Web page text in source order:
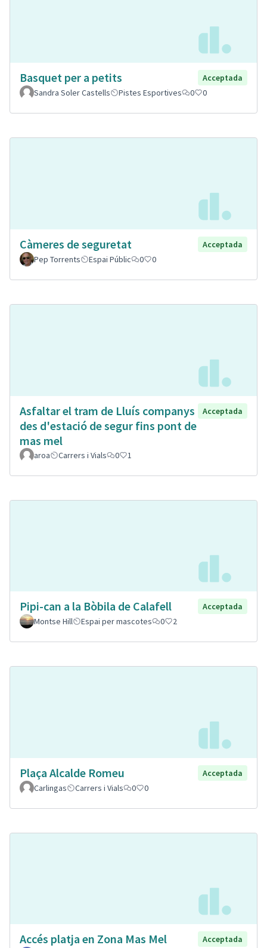
Basquet per a petits
Acceptada
Sandra Soler Castells
Pistes Esportives 0 0
Càmeres de seguretat
Acceptada
Pep Torrents
Espai Públic 0 0
Asfaltar el tram de Lluís companys
des d'estació de segur fins pont de
mas mel
Acceptada
aroa Carrers i Vials 0 1
Pipi-can a la Bòbila de Calafell
Acceptada
Montse Hill
Espai per mascotes 0 2
Plaça Alcalde Romeu
Acceptada
Carlingas
Carrers i Vials 0 0
Accés platja en Zona Mas Mel
Acceptada